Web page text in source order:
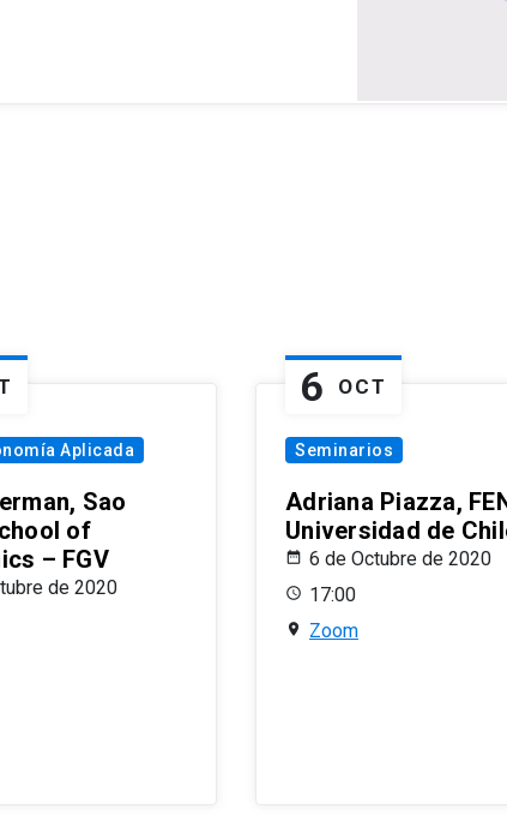
Aplicada
Sao
of
– FGV
de 2020
6 OCT
Seminarios
Adriana Piazza,
Universidad de
6 de Octubre de 2020
17:00
Zoom